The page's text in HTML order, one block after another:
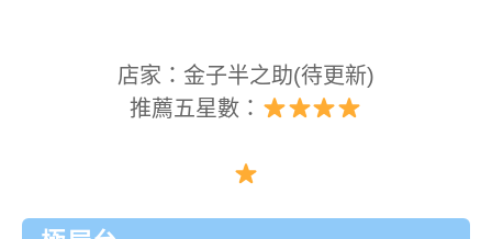
店家：金子半之助(待更新)
推薦五星數：